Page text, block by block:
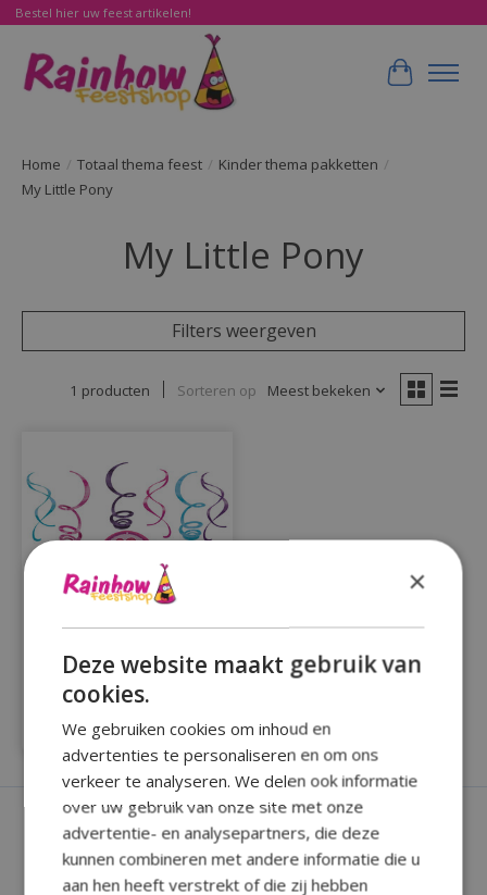
Bestel hier uw feest artikelen!
Home / Totaal thema feest / Kinder thema pakketten /
My Little Pony
My Little Pony
Filters weergeven
1 producten Sorteren op Meest bekeken
Compleet partypakket
my little pony 43delig
€34,99
×
Deze website maakt gebruik van
cookies.
We gebruiken cookies om inhoud en
advertenties te personaliseren en om ons
verkeer te analyseren. We delen ook informatie
over uw gebruik van onze site met onze
advertentie- en analysepartners, die deze
kunnen combineren met andere informatie die u
aan hen heeft verstrekt of die zij hebben